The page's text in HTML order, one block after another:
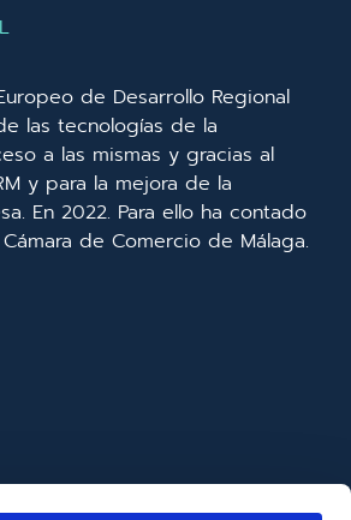
de Desarrollo Regional
las tecnologías de la
a las mismas y gracias al
y para la mejora de la
En 2022. Para ello ha contado
de Comercio de Málaga.